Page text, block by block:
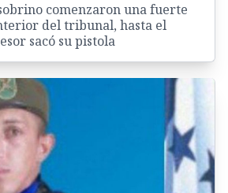
comenzaron una fuerte
del tribunal, hasta el
sacó su pistola